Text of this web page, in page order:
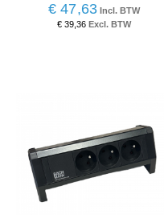
€ 47,63
€ 39,36